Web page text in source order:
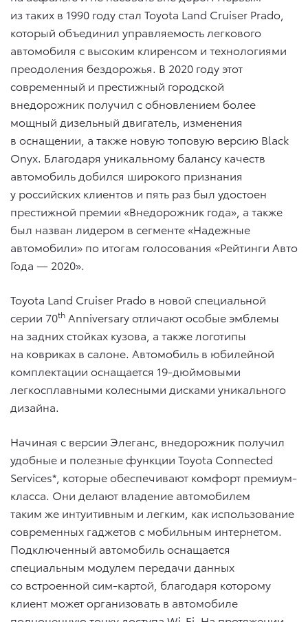
из таких в 1990 году стал Toyota Land Cruiser Prado,
который объединил управляемость легкового
автомобиля c высоким клиренсом и технологиями
преодоления бездорожья. В 2020 году этот
современный и престижный городской
внедорожник получил с обновлением более
мощный дизельный двигатель, изменения
в оснащении, а также новую топовую версию Black
Onyx. Благодаря уникальному балансу качеств
автомобиль добился широкого признания
у российских клиентов и пять раз был удостоен
престижной премии «Внедорожник года», а также
был назван лидером в сегменте «Надежные
автомобили» по итогам голосования «Рейтинги Авто
Года — 2020».
Toyota Land Cruiser Prado в новой специальной
серии 70th Anniversary отличают особые эмблемы
на задних стойках кузова, а также логотипы
на ковриках в салоне. Автомобиль в юбилейной
комплектации оснащается 19-дюймовыми
легкосплавными колесными дисками уникального
дизайна.
Начиная с версии Элеганс, внедорожник получил
удобные и полезные функции Toyota Connected
Services*, которые обеспечивают комфорт премиум-
класса. Они делают владение автомобилем
таким же интуитивным и легким, как использование
современных гаджетов с мобильным интернетом.
Подключенный автомобиль оснащается
специальным модулем передачи данных
со встроенной сим-картой, благодаря которому
клиент может организовать в автомобиле